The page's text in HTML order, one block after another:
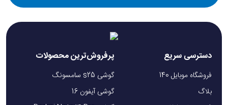
دسترسی سریع
فروشگاه موبایل 140
بلاگ
پرفروش‌ترین محصولات
گوشی s25 سامسونگ
گوشی آیفون 16